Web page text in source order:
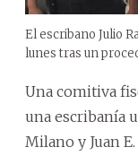
El escribano Julio
lunes tras un
Una comitiva
una escribanía
Milano y Juan